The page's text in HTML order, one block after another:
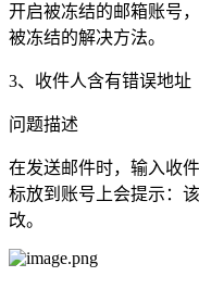
开启被冻结的邮箱账号
被冻结的解决方法。
3、收件人含有错误地址
问题描述
在发送邮件时，输入收
标放到账号上会提示：
改。